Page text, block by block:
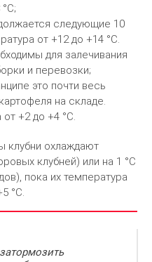
следующие 10
от +12 до +14 °С.
для залечивания
и перевозки;
это почти весь
на складе.
+2 до +4 °С.
клубни охлаждают
клубней) или на 1 °С
пока их температура
°С.